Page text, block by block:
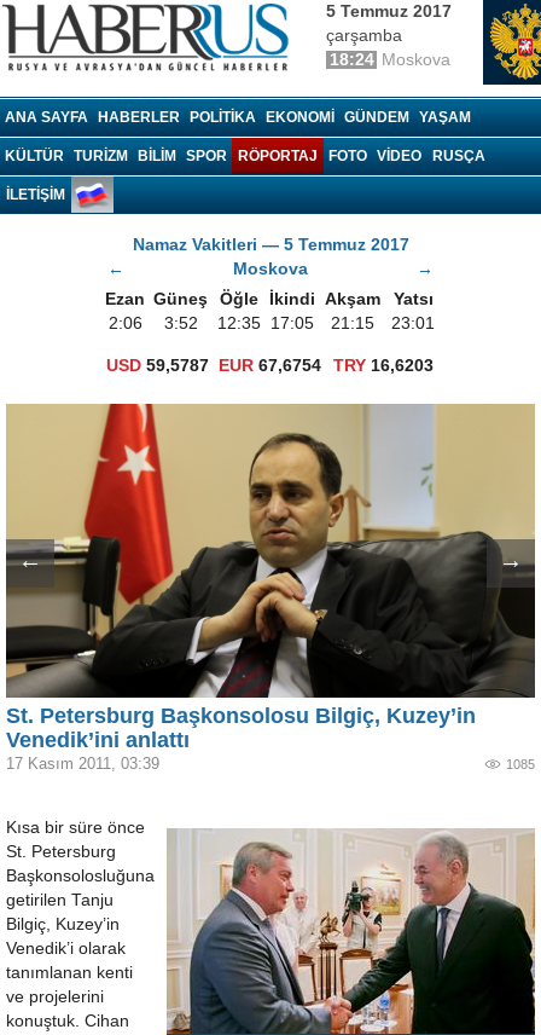
5 Temmuz 2017
çarşamba
18:24 Moskova
ANA SAYFA HABERLER POLITIKA EKONOMI GÜNDEM YAŞAM
KÜLTÜR TURIZM BILIM SPOR RÖPORTAJ FOTO VIDEO RUSÇA
İLETİŞİM
Namaz Vakitleri — 5 Temmuz 2017
←
Moskova
→
Ezan Güneş Öğle İkindi Akşam
Yatsı
2:06
3:52 12:35 17:05 21:15 23:01
USD 59,5787 EUR 67,6754 TRY16,6203
← →
St. Petersburg Başkonsolosu Bilgiç, Kuzey’in
Venedik’ini anlattı
17 Kasım 2011, 03:39 1085
Kısa bir süre önce
St. Petersburg
Başkonsolosluğuna
getirilen Tanju
Bilgiç, Kuzey’in
Venedik’i olarak
tanımlanan kenti
ve projelerini
konuştuk. Cihan